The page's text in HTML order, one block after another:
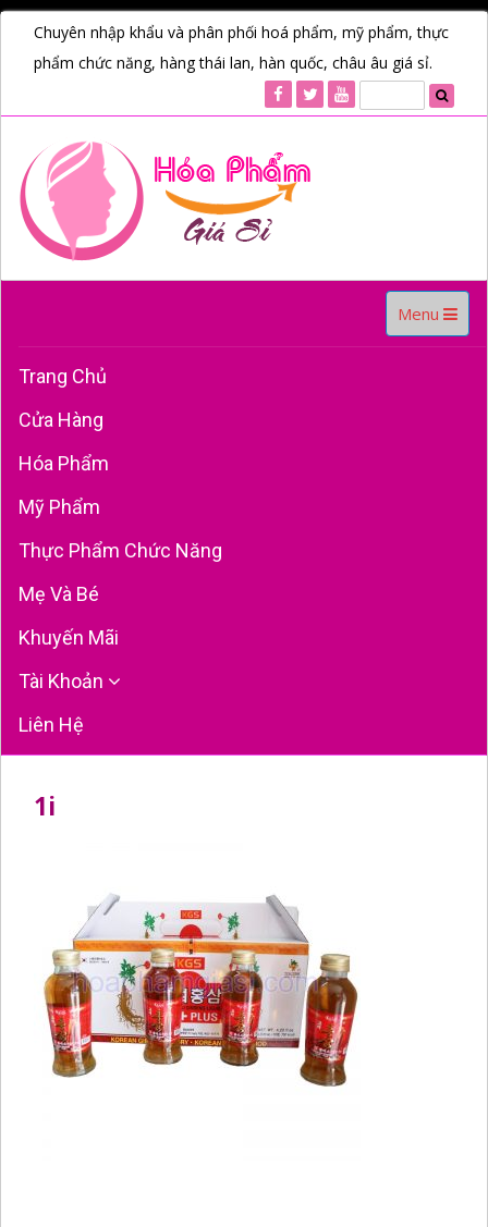
Chuyên nhập khẩu và phân phối hoá phẩm, mỹ phẩm, thực
phẩm chức năng, hàng thái lan, hàn quốc, châu âu giá sỉ.
Toggle
navigation
Menu
Trang Chủ
Cửa Hàng
Hóa Phẩm
Mỹ Phẩm
Thực Phẩm Chức Năng
Mẹ Và Bé
Khuyến Mãi
Tài Khoản
Liên Hệ
1i